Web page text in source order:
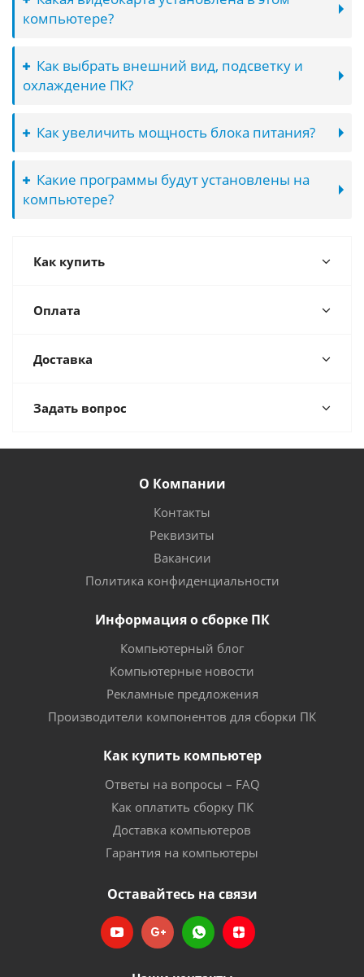
компьютере?
Как выбрать внешний вид, подсветку и
охлаждение ПК?
Как увеличить мощность блока питания?
Какие программы будут установлены на
компьютере?
Как купить
Оплата
Доставка
Задать вопрос
О Компании
Контакты
Реквизиты
Вакансии
Политика конфиденциальности
Информация о сборке ПК
Компьютерный блог
Компьютерные новости
Рекламные предложения
Производители компонентов для сборки ПК
Как купить компьютер
Ответы на вопросы – FAQ
Как оплатить сборку ПК
Доставка компьютеров
Гарантия на компьютеры
Оставайтесь на связи